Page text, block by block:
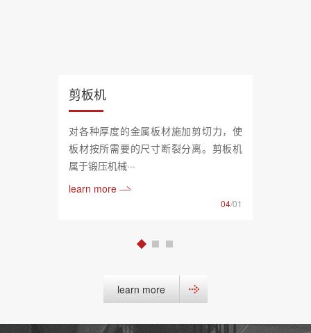
剪板机
对各种厚度的金属板材施加剪切力，使
板材按所需要的尺寸断裂分离。剪板机
属于锻压机械···
learn more
04/01
learn more